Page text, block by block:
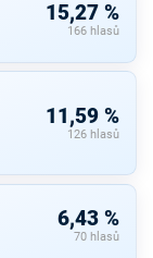
15,27 %
166 hlasů
11,59 %
126 hlasů
6,43 %
70 hlasů